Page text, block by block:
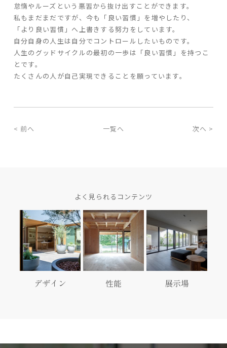
怠惰やルーズという悪習から抜け出すことができます。
私もまだまだですが、今も「良い習慣」を増やしたり、
「より良い習慣」へ上書きする努力をしています。
自分自身の人生は自分でコントロールしたいものです。
人生のグッドサイクルの最初の一歩は「良い習慣」を持つこ
とです。
たくさんの人が自己実現できることを願っています。
< 前へ 一覧へ 次へ >
よく見られるコンテンツ
デザイン 性能 展示場